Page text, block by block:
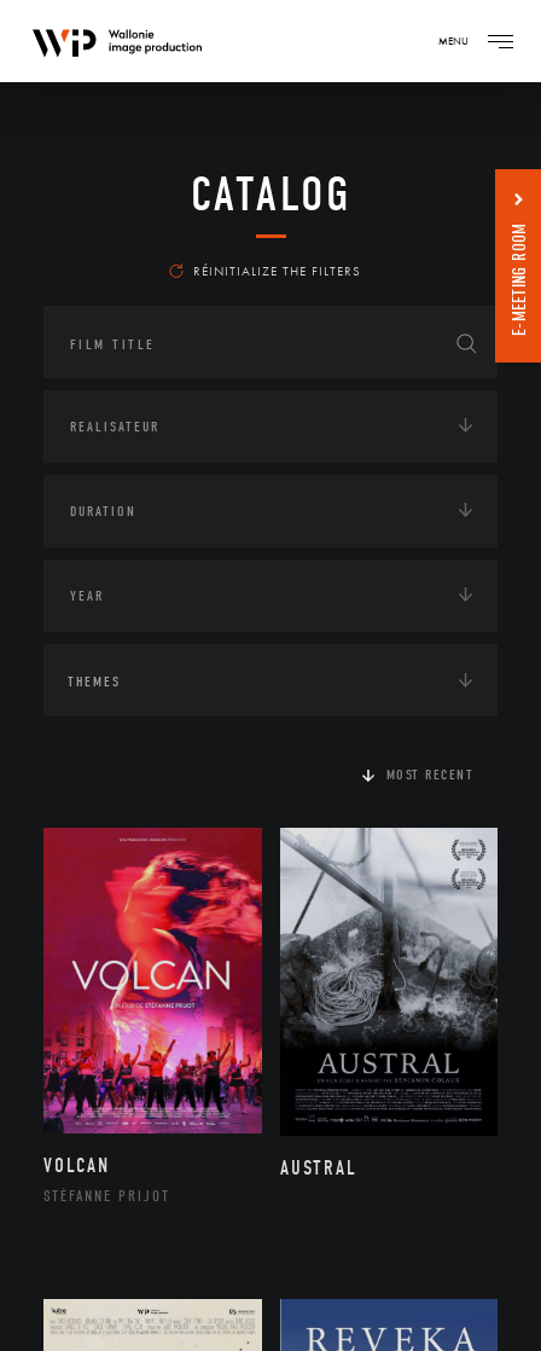
MENU
CATALOG
RÉINITIALIZE THE FILTERS
THEMES
MOST RECENT
VOLCAN
STÉFANNE PRIJOT
AUSTRAL
E-MEETING ROOM